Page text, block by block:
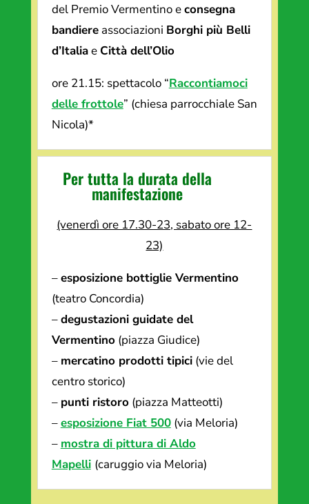
del Premio Vermentino econsegna
bandiereassociazioni Borghi più Belli
d’Italiae Città dell’Olio
ore 21.15: spettacolo “Raccontiamoci
delle frottole” (chiesa parrocchiale San
Nicola)*
Per tutta la durata della
manifestazione
(venerdì ore 17.30-23, sabato ore 12-
23)
–esposizione bottiglie Vermentino
(teatro Concordia)
–degustazioni guidate del
Vermentino(piazza Giudice)
– mercatino prodotti tipici(vie del
centro storico)
– punti ristoro(piazza Matteotti)
–esposizione Fiat 500(via Meloria)
– mostra di pittura di Aldo
Mapelli (caruggio via Meloria)